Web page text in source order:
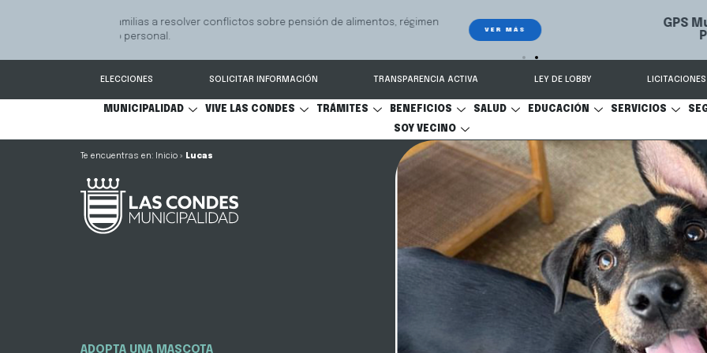
GPS Municipal – Auto
Sistema de seguimiento y recuperación de vehículos, conectado 24/7 a Seguridad
ELECCIONES SOLICITAR INFORMACIÓN TRANSPARENCIA ACTIVA LEY DE LOBBY LICITACIONES
MUNICIPALIDAD VIVE LAS CONDES TRÁMITES BENEFICIOS SALUD EDUCACIÓN SERVICIOS
SOY VECINO
Inicio » Lucas
ADOPTA UNA MASCOTA